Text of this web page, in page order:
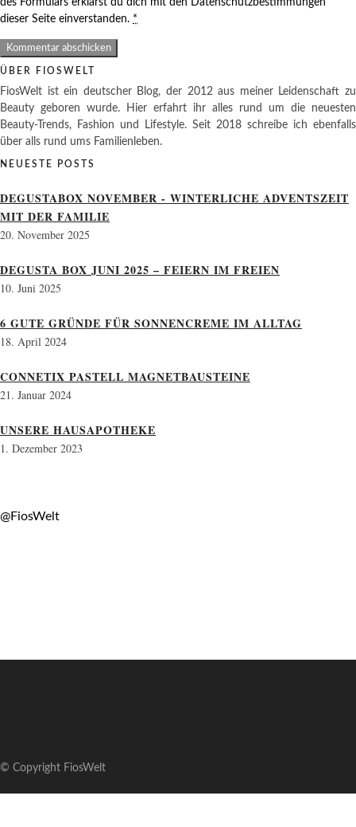
des Formulars erklärst du dich mit den Datenschutzbestimmungen
dieser Seite einverstanden. *
ÜBER FIOSWELT
FiosWelt ist ein deutscher Blog, der 2012 aus meiner Leidenschaft zu
Beauty geboren wurde. Hier erfahrt ihr alles rund um die neuesten
Beauty-Trends, Fashion und Lifestyle. Seit 2018 schreibe ich ebenfalls
über alls rund ums Familienleben.
NEUESTE POSTS
DEGUSTABOX NOVEMBER - WINTERLICHE ADVENTSZEIT
MIT DER FAMILIE
20. November 2025
DEGUSTA BOX JUNI 2025 – FEIERN IM FREIEN
10. Juni 2025
6 GUTE GRÜNDE FÜR SONNENCREME IM ALLTAG
18. April 2024
CONNETIX PASTELL MAGNETBAUSTEINE
21. Januar 2024
UNSERE HAUSAPOTHEKE
1. Dezember 2023
@FiosWelt
© Copyright FiosWelt